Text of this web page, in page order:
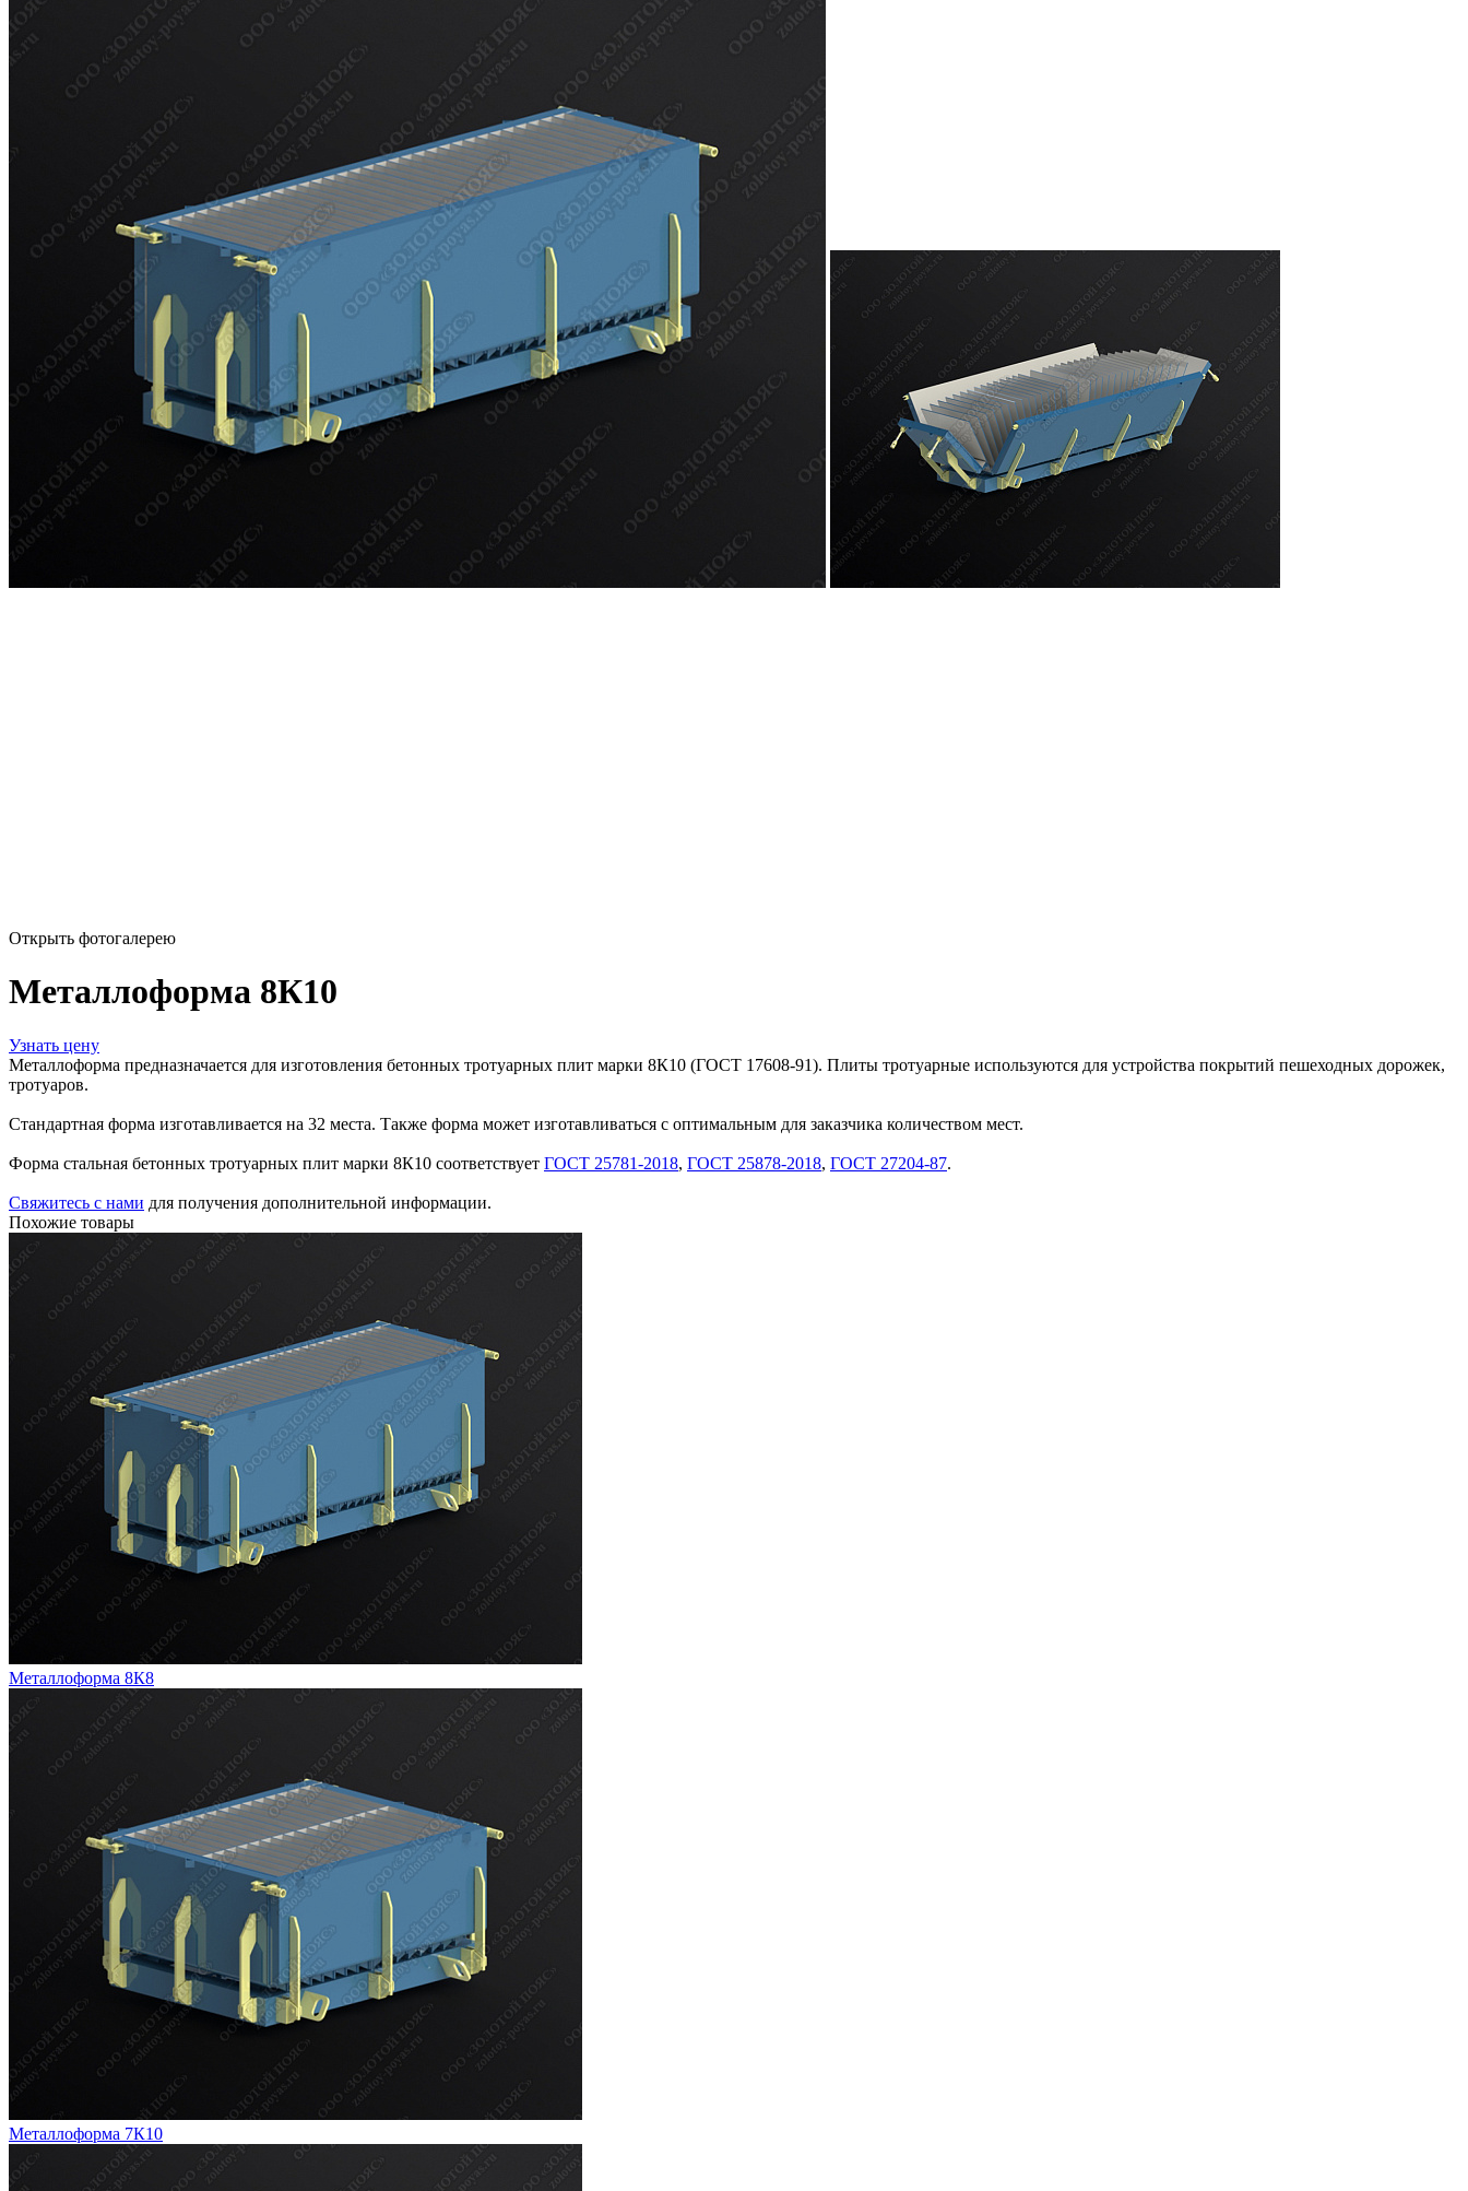
Открыть фотогалерею
Металлоформа 8К10
Узнать цену
Металлоформа предназначается для изготовления бетонных тротуарных плит марки 8К10 (ГОСТ 17608-91). Плиты тротуарные используются для устройства покрытий пешеходных дорожек,
тротуаров.
Стандартная форма изготавливается на 32 места. Также форма может изготавливаться с оптимальным для заказчика количеством мест.
Форма стальная бетонных тротуарных плит марки 8К10 соответствует ГОСТ 25781-2018, ГОСТ 25878-2018, ГОСТ 27204-87.
Свяжитесь с нами для получения дополнительной информации.
Похожие товары
Металлоформа 8К8
Металлоформа 7К10